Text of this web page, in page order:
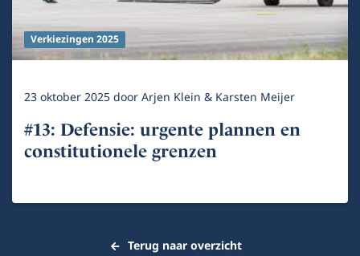
Verkiezingen 2025
23 oktober 2025doorArjen Klein & Karsten Meijer
#13: Defensie: urgente plannen en
constitutionele grenzen
Terug naar overzicht